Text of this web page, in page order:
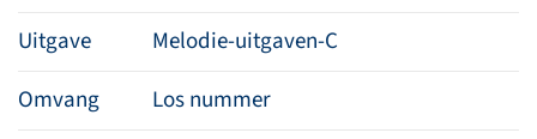
Uitgave
Melodie-uitgaven-C
Omvang
Los nummer